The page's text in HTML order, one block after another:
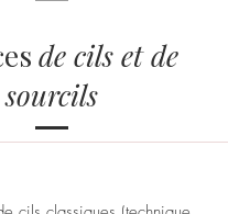
de cils et de
sourcils